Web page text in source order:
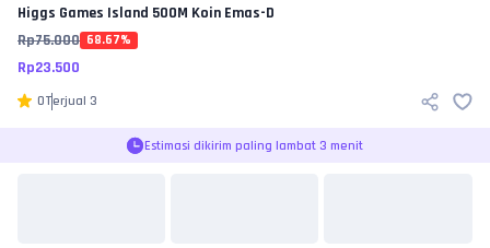
Higgs Games Island 500M Koin Emas-D
Rp75.000 68.67%
Rp23.500
0Terjual 3
Estimasi dikirim paling lambat 3 menit